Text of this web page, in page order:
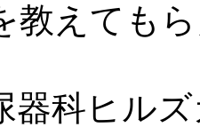
教えても
器科ヒル